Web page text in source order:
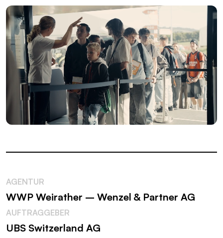
AGENTUR
WWP Weirather – Wenzel & Partner AG
AUFTRAGGEBER
UBS Switzerland AG